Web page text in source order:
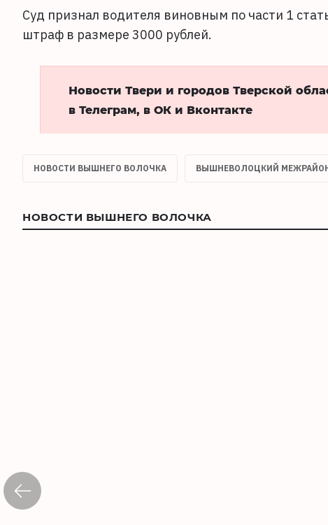
Суд признал водителя виновным по части 1
штраф в размере 3000 рублей.
Новости Твери и городов Тверской
в Телеграм, в ОК и Вконтакте
НОВОСТИ ВЫШНЕГО ВОЛОЧКА ВЫШНЕВОЛОЦКИЙ
НОВОСТИ ВЫШНЕГО ВОЛОЧКА